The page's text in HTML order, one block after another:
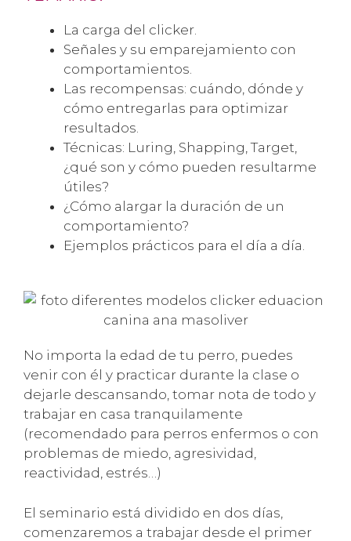
La carga del clicker.
Señales y su emparejamiento con
comportamientos.
Las recompensas: cuándo, dónde y
cómo entregarlas para optimizar
resultados.
Técnicas: Luring, Shapping, Target,
¿qué son y cómo pueden resultarme
útiles?
¿Cómo alargar la duración de un
comportamiento?
Ejemplos prácticos para el día a día.
No importa la edad de tu perro, puedes
venir con él y practicar durante la clase o
dejarle descansando, tomar nota de todo y
trabajar en casa tranquilamente
(recomendado para perros enfermos o con
problemas de miedo, agresividad,
reactividad, estrés…)
El seminario está dividido en dos días,
comenzaremos a trabajar desde el primer